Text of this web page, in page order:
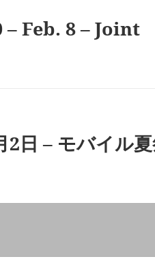
Feb. 8 – Joint
2日 – モバイル